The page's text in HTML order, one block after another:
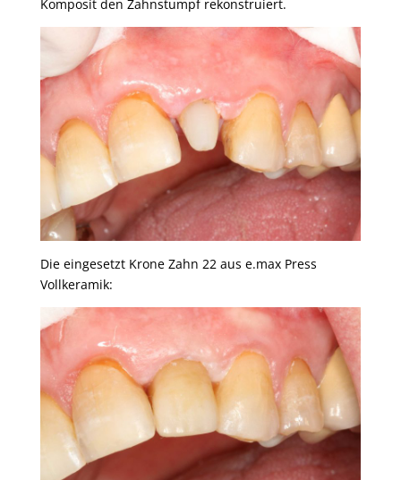
Komposit den Zahnstumpf rekonstruiert.
Die eingesetzt Krone Zahn 22 aus e.max Press
Vollkeramik: